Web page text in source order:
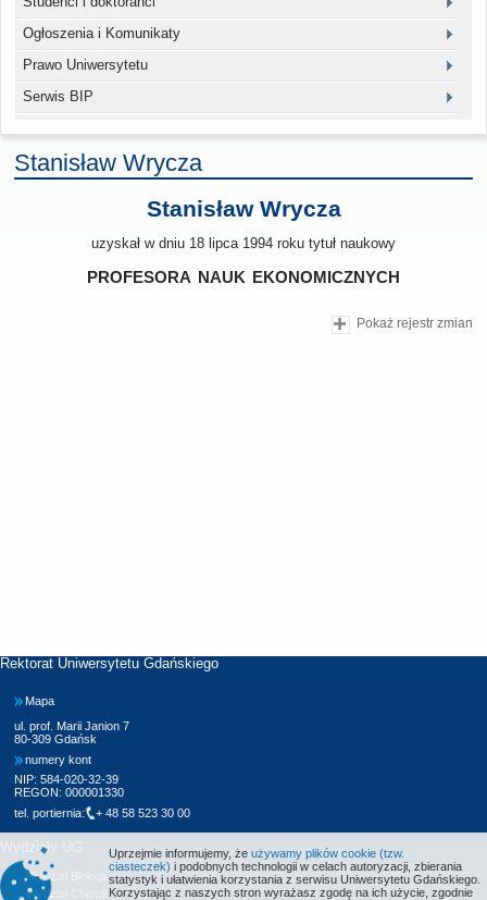
Ogłoszenia i Komunikaty
Prawo Uniwersytetu
Serwis BIP
Stanisław Wrycza
Stanisław Wrycza
uzyskał w dniu 18 lipca 1994 roku tytuł naukowy
profesora nauk ekonomicznych
Pokaż rejestr zmian
Rektorat Uniwersytetu Gdańskiego
Mapa
ul. prof. Marii Janion 7
80-309 Gdańsk
numery kont
NIP: 584-020-32-39
REGON: 000001330
tel. portiernia:
+ 48 58 523 30 00
Wydziały UG
Wydział Biologii
Wydział Chemii
Uprzejmie informujemy, że używamy plików cookie (tzw.
ciasteczek) i podobnych technologii w celach autoryzacji, zbierania
statystyk i ułatwienia korzystania z serwisu Uniwersytetu Gdańskiego.
Korzystając z naszych stron wyrażasz zgodę na ich użycie, zgodnie